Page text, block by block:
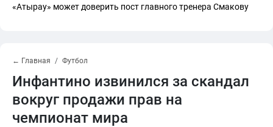
«Атырау» может доверить пост главного тренера Смакову
← Главная Футбол
Инфантино извинился за скандал
вокруг продажи прав на
чемпионат мира